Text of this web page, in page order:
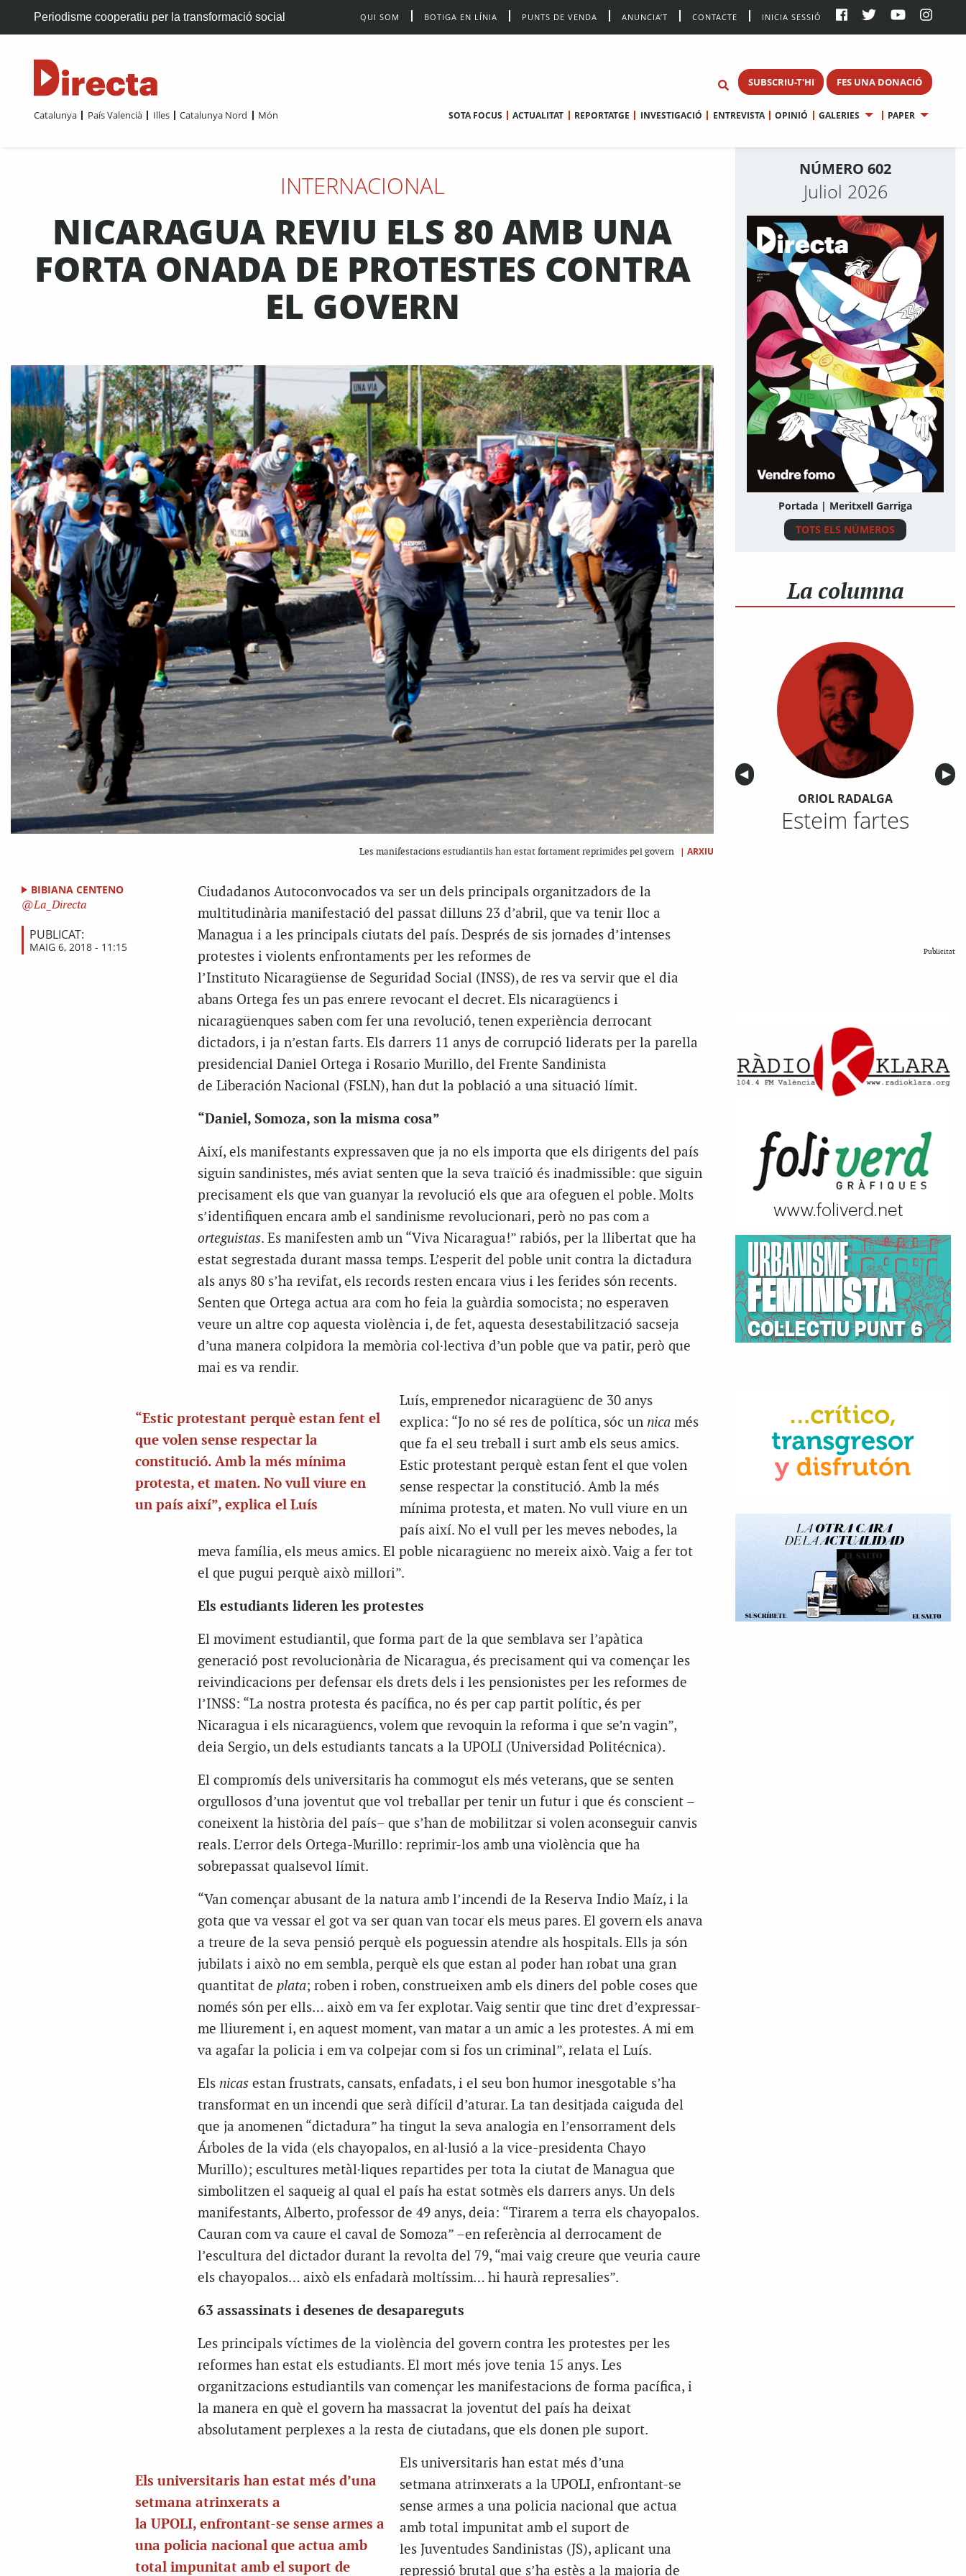
Periodisme cooperatiu per la transformació social QUI SOM BOTIGA EN LÍNIA PUNTS DE VENDA ANUNCIA’T CONTACTE INICIA SESSIÓ
SUBSCRIU-T'HI FES UNA DONACIÓ
Catalunya País Valencià Illes Catalunya Nord Món SOTA FOCUS ACTUALITAT REPORTATGE INVESTIGACIÓ ENTREVISTA OPINIÓ GALERIES PAPER
INTERNACIONAL
NICARAGUA REVIU ELS 80 AMB UNA
FORTA ONADA DE PROTESTES CONTRA
EL GOVERN
Les manifestacions estudiantils han estat fortament reprimides pel govern | ARXIU
BIBIANA CENTENO
La_Directa
PUBLICAT:
MAIG 6, 2018 - 11:15
Ciudadanos Autoconvocados va ser un dels principals organitzadors de la
multitudinària manifestació del passat dilluns 23 d’abril, que va tenir lloc a
Managua i a les principals ciutats del país. Després de sis jornades d’intenses
protestes i violents enfrontaments per les reformes de
l’Instituto Nicaragüense de Seguridad Social (INSS), de res va servir que el dia
abans Ortega fes un pas enrere revocant el decret. Els nicaragüencs i
nicaragüenques saben com fer una revolució, tenen experiència derrocant
dictadors, i ja n’estan farts. Els darrers 11 anys de corrupció liderats per la parella
presidencial Daniel Ortega i Rosario Murillo, del Frente Sandinista
de Liberación Nacional (FSLN), han dut la població a una situació límit.
“Daniel, Somoza, son la misma cosa”
Així, els manifestants expressaven que ja no els importa que els dirigents del país
siguin sandinistes, més aviat senten que la seva traïció és inadmissible: que siguin
precisament els que van guanyar la revolució els que ara ofeguen el poble. Molts
s’identifiquen encara amb el sandinisme revolucionari, però no pas com a
orteguistas. Es manifesten amb un “Viva Nicaragua!” rabiós, per la llibertat que ha
estat segrestada durant massa temps. L’esperit del poble unit contra la dictadura
als anys 80 s’ha revifat, els records resten encara vius i les ferides són recents.
Senten que Ortega actua ara com ho feia la guàrdia somocista; no esperaven
veure un altre cop aquesta violència i, de fet, aquesta desestabilització sacseja
d’una manera colpidora la memòria col·lectiva d’un poble que va patir, però que
mai es va rendir.
“Estic protestant perquè estan fent el
que volen sense respectar la
constitució. Amb la més mínima
protesta, et maten. No vull viure en
un país així”, explica el Luís
Luís, emprenedor nicaragüenc de 30 anys
explica: “Jo no sé res de política, sóc un nica més
que fa el seu treball i surt amb els seus amics.
Estic protestant perquè estan fent el que volen
sense respectar la constitució. Amb la més
mínima protesta, et maten. No vull viure en un
país així. No el vull per les meves nebodes, la
meva família, els meus amics. El poble nicaragüenc no mereix això. Vaig a fer tot
el que pugui perquè això millori”.
Els estudiants lideren les protestes
El moviment estudiantil, que forma part de la que semblava ser l’apàtica
generació post revolucionària de Nicaragua, és precisament qui va començar les
reivindicacions per defensar els drets dels i les pensionistes per les reformes de
l’INSS: “La nostra protesta és pacífica, no és per cap partit polític, és per
Nicaragua i els nicaragüencs, volem que revoquin la reforma i que se’n vagin”,
deia Sergio, un dels estudiants tancats a la UPOLI (Universidad Politécnica).
El compromís dels universitaris ha commogut els més veterans, que se senten
orgullosos d’una joventut que vol treballar per tenir un futur i que és conscient –
coneixent la història del país– que s’han de mobilitzar si volen aconseguir canvis
reals. L’error dels Ortega-Murillo: reprimir-los amb una violència que ha
sobrepassat qualsevol límit.
“Van començar abusant de la natura amb l’incendi de la Reserva Indio Maíz, i la
gota que va vessar el got va ser quan van tocar els meus pares. El govern els anava
a treure de la seva pensió perquè els poguessin atendre als hospitals. Ells ja són
jubilats i això no em sembla, perquè els que estan al poder han robat una gran
quantitat de plata; roben i roben, construeixen amb els diners del poble coses que
només són per ells… això em va fer explotar. Vaig sentir que tinc dret d’expressar-
me lliurement i, en aquest moment, van matar a un amic a les protestes. A mi em
va agafar la policia i em va colpejar com si fos un criminal”, relata el Luís.
Els nicas estan frustrats, cansats, enfadats, i el seu bon humor inesgotable s’ha
transformat en un incendi que serà difícil d’aturar. La tan desitjada caiguda del
que ja anomenen “dictadura” ha tingut la seva analogia en l’ensorrament dels
Árboles de la vida (els chayopalos, en al·lusió a la vice-presidenta Chayo
Murillo); escultures metàl·liques repartides per tota la ciutat de Managua que
simbolitzen el saqueig al qual el país ha estat sotmès els darrers anys. Un dels
manifestants, Alberto, professor de 49 anys, deia: “Tirarem a terra els chayopalos.
Cauran com va caure el caval de Somoza” –en referència al derrocament de
l’escultura del dictador durant la revolta del 79, “mai vaig creure que veuria caure
els chayopalos… això els enfadarà moltíssim… hi haurà represalies”.
63 assassinats i desenes de desapareguts
Les principals víctimes de la violència del govern contra les protestes per les
reformes han estat els estudiants. El mort més jove tenia 15 anys. Les
organitzacions estudiantils van començar les manifestacions de forma pacífica, i
la manera en què el govern ha massacrat la joventut del país ha deixat
absolutament perplexes a la resta de ciutadans, que els donen ple suport.
Els universitaris han estat més d’una
setmana atrinxerats a
la UPOLI, enfrontant-se sense armes a
una policia nacional que actua amb
total impunitat amb el suport de
Els universitaris han estat més d’una
setmana atrinxerats a la UPOLI, enfrontant-se
sense armes a una policia nacional que actua
amb total impunitat amb el suport de
les Juventudes Sandinistas (JS), aplicant una
repressió brutal que s’ha estès a la majoria de
NÚMERO 602
Juliol 2026
Portada | Meritxell Garriga
TOTS ELS NÚMEROS
La columna
Anterior
◀︎ ▶︎
ORIOL RADALGA
Esteim fartes
Publicitat